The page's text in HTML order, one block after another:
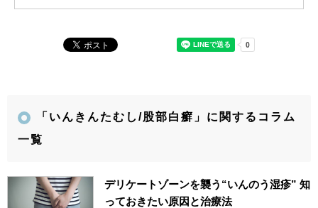
「いんきんたむし/股部白癬」に関するコラム
一覧
デリケートゾーンを襲う“いんのう湿疹” 知
っておきたい原因と治療法